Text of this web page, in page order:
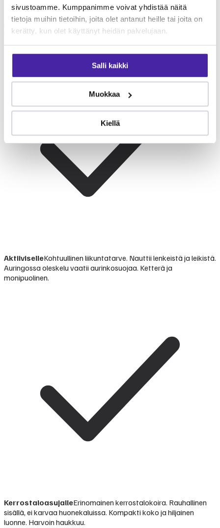
sivustoamme. Kumppanimme voivat yhdistää näitä
tietoja muihin tietoihin, joita olet antanut heille tai joita on
kerätty, kun olet käyttänyt heidän palvelujaan.
Salli kaikki
Muokkaa
Kiellä
LapsiperheelleRauhallinen ja kärsivällinen. Sopiva koko
perheeseen. Lapset on opetettava kunnioittamaan herkkää
ihoa. Kiintynyt koko perheeseen.
AktiiviselleKohtuullinen liikuntatarve. Nauttii lenkeistä ja leikistä.
Auringossa oleskelu vaatii aurinkosuojaa. Ketterä ja
monipuolinen.
KerrostaloasujalleErinomainen kerrostalokoira. Rauhallinen
sisällä, ei karvaa huonekaluissa. Kompakti koko ja hiljainen
luonne. Harvoin haukkuu.